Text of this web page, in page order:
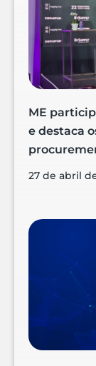
ME
e destaca
27 de abril